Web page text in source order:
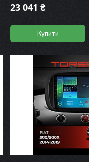
23 041 ₴
Купити